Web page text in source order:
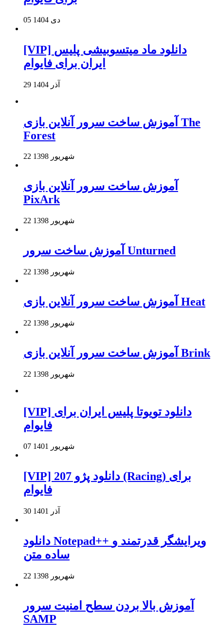
05 دی 1404
[VIP] دانلود ماد میتسوبیشی پلیس
ایران برای فایوام
29 آذر 1404
آموزش ساخت سرور آنلاین بازی The
Forest
22 شهریور 1398
آموزش ساخت سرور آنلاین بازی
PixArk
22 شهریور 1398
آموزش ساخت سرور Unturned
22 شهریور 1398
آموزش ساخت سرور آنلاین بازی Heat
22 شهریور 1398
آموزش ساخت سرور آنلاین بازی Brink
22 شهریور 1398
[VIP] دانلود تویوتا پلیس ایران برای
فایوام
07 شهریور 1401
[VIP] دانلود پژو 207 (Racing) برای
فایوام
30 آذر 1401
دانلود Notepad++ ویرایشگر قدرتمند و
ساده متن
22 شهریور 1398
آموزش بالا بردن سطح امنیت سرور
SAMP